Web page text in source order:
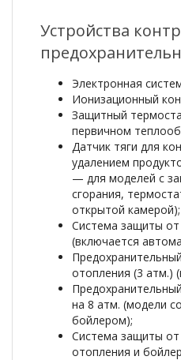
Устройства
Электронная
Ионизационный
Защитный
первичном
Датчик тяги для
удалением
— для моделей с
сгорания,
открытой камерой);
Система защиты от
(включается
отопления (3 атм.)
на 8 атм. (модели
бойлером);
Система защиты от
отопления и